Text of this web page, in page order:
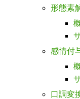
形態素
感情付
口調変